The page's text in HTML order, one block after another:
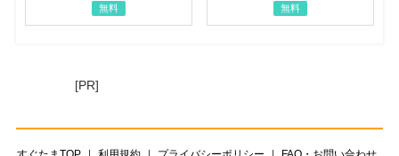
無料 無料
[PR]